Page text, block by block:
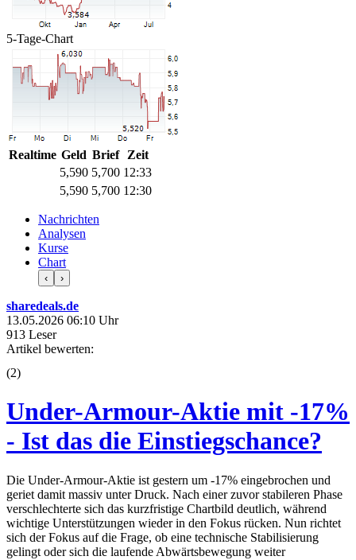
5-Tage-Chart
Realtime Geld Brief
Zeit
5,590 5,700 12:33
5,590 5,700 12:30
Nachrichten
Analysen
Kurse
Chart
‹ ›
sharedeals.de
13.05.2026 06:10 Uhr
913 Leser
Artikel bewerten:
(2)
Under-Armour-Aktie mit -17%
- Ist das die Einstiegschance?
Die Under-Armour-Aktie ist gestern um -17% eingebrochen und
geriet damit massiv unter Druck. Nach einer zuvor stabileren Phase
verschlechterte sich das kurzfristige Chartbild deutlich, während
wichtige Unterstützungen wieder in den Fokus rücken. Nun richtet
sich der Fokus auf die Frage, ob eine technische Stabilisierung
gelingt oder sich die laufende Abwärtsbewegung weiter